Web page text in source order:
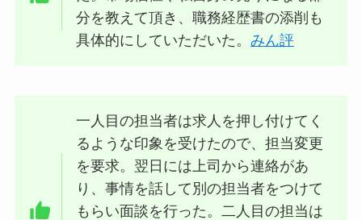
分を教えて頂き、職務経歴書の添削も
具体的にしていただいた。みん評
一人目の担当者は求人を押し付けてく
るような印象を受けたので、担当変更
を要求。翌日には上司から連絡があ
り、事情を話して別の担当者をつけて
もらい面談を行った。二人目の担当は